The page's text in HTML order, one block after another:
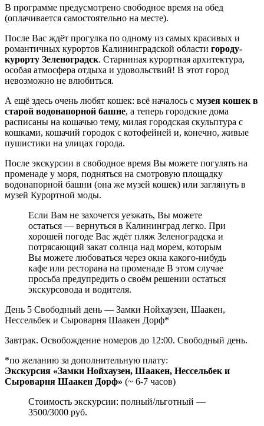
В программе предусмотрено свободное время на обед
(оплачивается самостоятельно на месте).
После Вас ждёт прогулка по одному из самых красивых и
романтичных курортов Калининградской области городу-
курорту Зеленоградск. Старинная курортная архитектура,
особая атмосфера отдыха и удовольствий! В этот город
невозможно не влюбиться.
А ещё здесь очень любят кошек: всё началось с музея кошек в
старой водонапорной башне, а теперь городские дома
расписаны на кошачью тему, милая городская скульптура с
кошками, кошачий городок с котофейней и, конечно, живые
пушистики на улицах города.
После экскурсии в свободное время Вы можете погулять на
променаде у моря, подняться на смотровую площадку
водонапорной башни (она же музей кошек) или заглянуть в
музей Курортной моды.
Если Вам не захочется уезжать, Вы можете
остаться — вернуться в Калининград легко. При
хорошей погоде Вас ждёт пляж Зеленоградска и
потрясающий закат солнца над морем, которым
Вы можете любоваться через окна какого-нибудь
кафе или ресторана на променаде В этом случае
просьба предупредить о своём решении остаться
экскурсовода и водителя.
День 5 Свободный день — Замки Нойхаузен, Шаакен,
Нессельбек и Сыроварня Шаакен Дорф*
Завтрак. Освобождение номеров до 12:00. Свободный день.
*по желанию за дополнительную плату:
Экскурсия «Замки Нойхаузен, Шаакен, Нессельбек и
Сыроварня Шаакен Дорф» (~ 6-7 часов)
Стоимость экскурсии: полный/льготный —
3500/3000 руб.